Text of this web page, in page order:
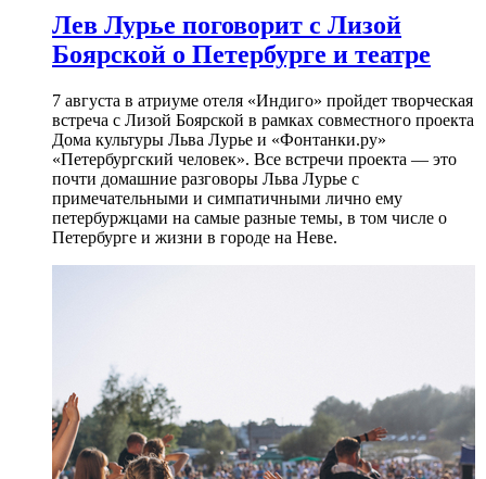
Лев Лурье поговорит с Лизой
Боярской о Петербурге и театре
7 августа в атриуме отеля «Индиго» пройдет творческая
встреча с Лизой Боярской в рамках совместного проекта
Дома культуры Льва Лурье и «Фонтанки.ру»
«Петербургский человек». Все встречи проекта — это
почти домашние разговоры Льва Лурье с
примечательными и симпатичными лично ему
петербуржцами на самые разные темы, в том числе о
Петербурге и жизни в городе на Неве.